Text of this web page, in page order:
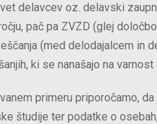
delavcev oz. delavski
pač pa ZVZD (glej
(med delodajalcem in
ki se nanašajo na
primeru priporočamo,
študije ter podatke o